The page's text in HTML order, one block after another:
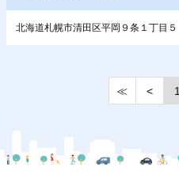
北海道札幌市清田区平岡９条１丁目５
≪ < 1